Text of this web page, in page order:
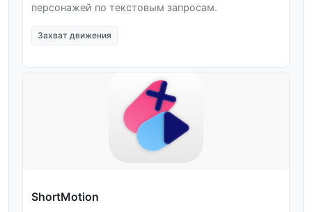
персонажей по текстовым запросам.
Захват движения
ShortMotion